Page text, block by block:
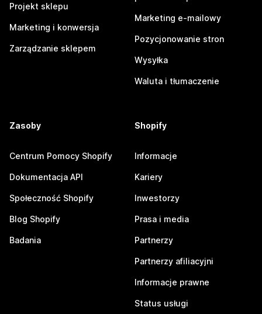
Projekt sklepu
Marketing i konwersja
Zarządzanie sklepem
Marketing e-mailowy
Pozycjonowanie stron
Wysyłka
Waluta i tłumaczenie
Zasoby
Centrum Pomocy Shopify
Dokumentacja API
Społeczność Shopify
Blog Shopify
Badania
Shopify
Informacje
Kariery
Inwestorzy
Prasa i media
Partnerzy
Partnerzy afiliacyjni
Informacje prawne
Status usługi